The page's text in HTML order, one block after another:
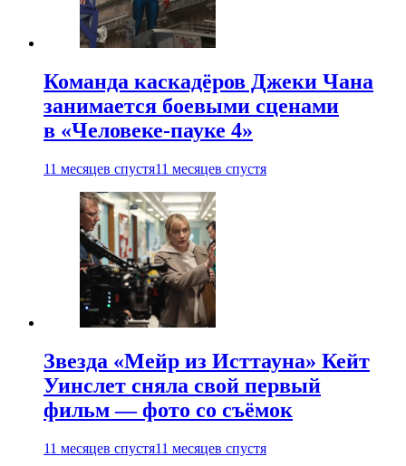
Команда каскадёров Джеки Чана
занимается боевыми сценами
в «Человеке-пауке 4»
11 месяцев спустя11 месяцев спустя
Звезда «Мейр из Исттауна» Кейт
Уинслет сняла свой первый
фильм — фото со съёмок
11 месяцев спустя11 месяцев спустя